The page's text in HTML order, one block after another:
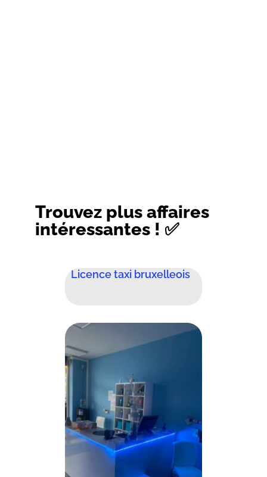
Trouvez plus affaires
intéressantes ! ✅
Licence taxi bruxelleois